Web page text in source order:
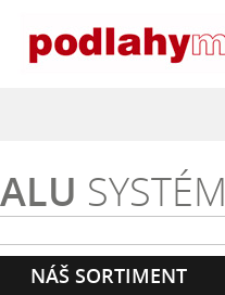
ALU SYSTÉM
NÁŠ SORTIMENT